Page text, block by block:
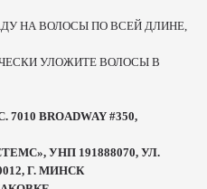
НА ВОЛОСЫ ПО ВСЕЙ ДЛИНЕ,
УЛОЖИТЕ ВОЛОСЫ В
BROADWAY #350,
УНП 191888070, УЛ.
Г. МИНСК